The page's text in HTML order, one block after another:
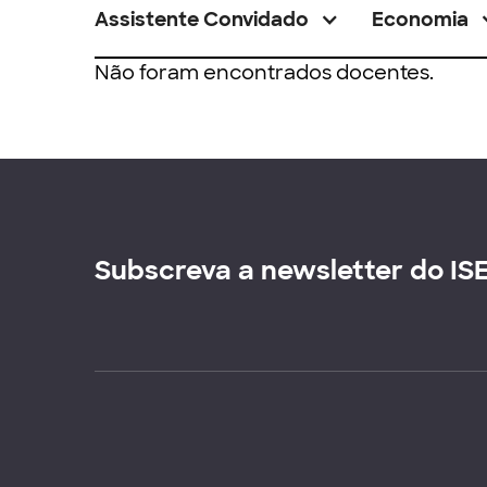
Assistente Convidado Economia
Não foram encontrados docentes.
Subscreva a newsletter do